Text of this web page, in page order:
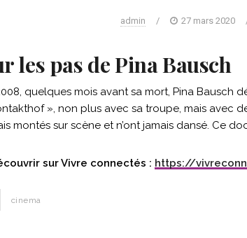
admin / 27 mars 2020
les pas de Pina Bausch
quelques mois avant sa mort, Pina Bausch
», non plus avec sa troupe, mais avec
montés sur scène et n’ont jamais dansé. Ce
sur Vivre connectés : https://
cinema